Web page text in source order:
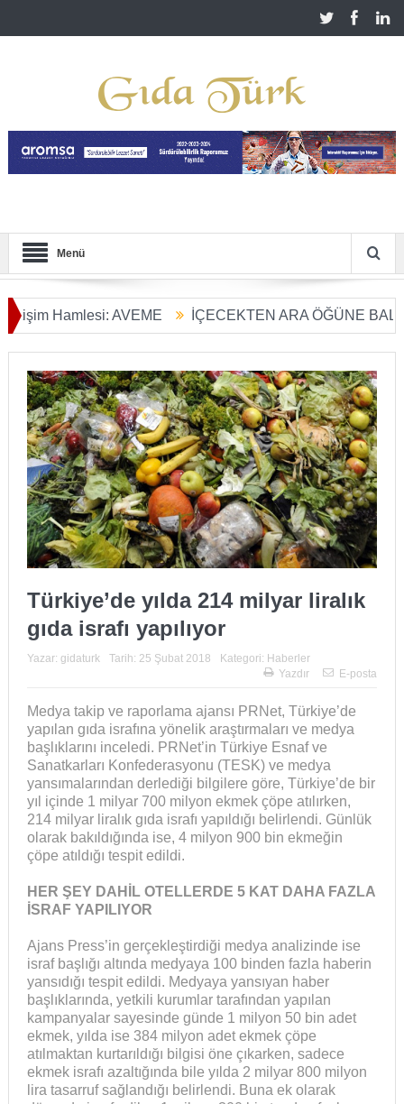
Menü
Hamlesi: AVEME İÇECEKTEN ARA ÖĞÜNE BALIN
Dönüşümü Başladı
Türkiye’de yılda 214 milyar liralık
gıda israfı yapılıyor
Yazar: gidaturk Tarih: 25 Şubat 2018 Kategori: Haberler
Yazdır
E-posta
Medya takip ve raporlama ajansı PRNet, Türkiye’de
yapılan gıda israfına yönelik araştırmaları ve medya
başlıklarını inceledi. PRNet’in Türkiye Esnaf ve
Sanatkarları Konfederasyonu (TESK) ve medya
yansımalarından derlediği bilgilere göre, Türkiye’de bir
yıl içinde 1 milyar 700 milyon ekmek çöpe atılırken,
214 milyar liralık gıda israfı yapıldığı belirlendi. Günlük
olarak bakıldığında ise, 4 milyon 900 bin ekmeğin
çöpe atıldığı tespit edildi.
HER ŞEY DAHİL OTELLERDE 5 KAT DAHA FAZLA
İSRAF YAPILIYOR
Ajans Press’in gerçekleştirdiği medya analizinde ise
israf başlığı altında medyaya 100 binden fazla haberin
yansıdığı tespit edildi. Medyaya yansıyan haber
başlıklarında, yetkili kurumlar tarafından yapılan
kampanyalar sayesinde günde 1 milyon 50 bin adet
ekmek, yılda ise 384 milyon adet ekmek çöpe
atılmaktan kurtarıldığı bilgisi öne çıkarken, sadece
ekmek israfı azaltığında bile yılda 2 milyar 800 milyon
lira tasarruf sağlandığı belirlendi. Buna ek olarak